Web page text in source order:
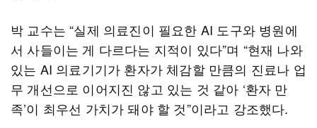
박 교수는 “실제 의료진이 필요한 AI 도구와 병원에
서 사들이는 게 다르다는 지적이 있다”며 “현재 나와
있는 AI 의료기기가 환자가 체감할 만큼의 진료나 업
무 개선으로 이어지진 않고 있는 것 같아 ‘환자 만
족’이 최우선 가치가 돼야 할 것”이라고 강조했다.